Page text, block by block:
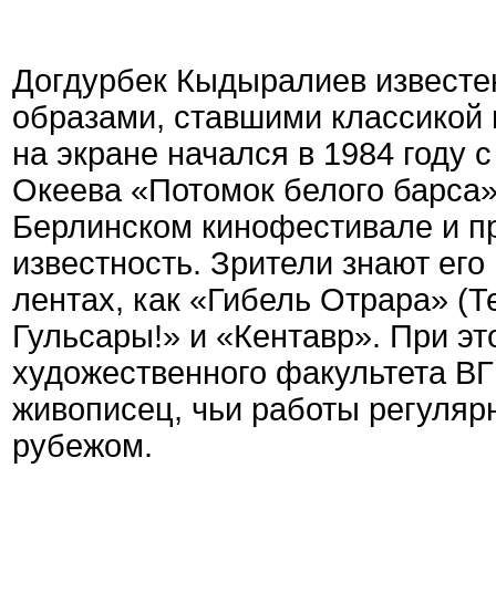
Догдурбек Кыдыралиев
образами, ставшими классикой
на экране начался в 1984 году
Океева «Потомок белого
Берлинском кинофестивале и
известность. Зрители знают
лентах, как «Гибель Отрара»
Гульсары!» и «Кентавр». При
художественного факультета
живописец, чьи работы
рубежом.